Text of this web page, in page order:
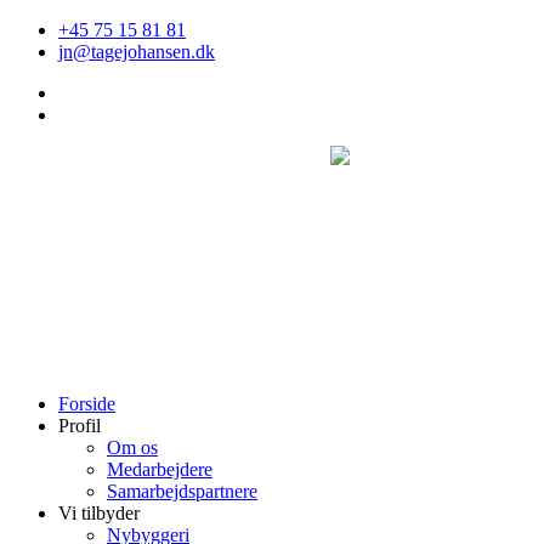
Videre+45 75 15 81 81
jn@tagejohansen.dk
Forside
Profil
Om os
Medarbejdere
Samarbejdspartnere
Vi tilbyder
Nybyggeri